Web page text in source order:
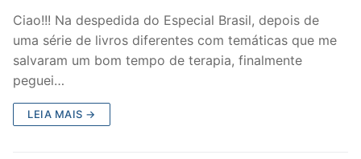
Ciao!!! Na despedida do Especial Brasil, depois de
uma série de livros diferentes com temáticas que me
salvaram um bom tempo de terapia, finalmente
peguei…
LEIA MAIS →